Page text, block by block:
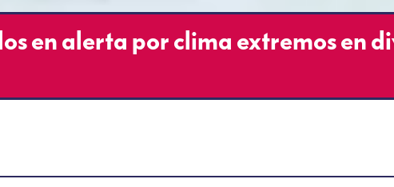
en alerta por clima extremos en